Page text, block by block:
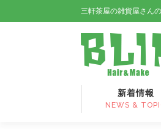
ン
三軒茶屋の雑貨屋さん
新着情報
NEWS &